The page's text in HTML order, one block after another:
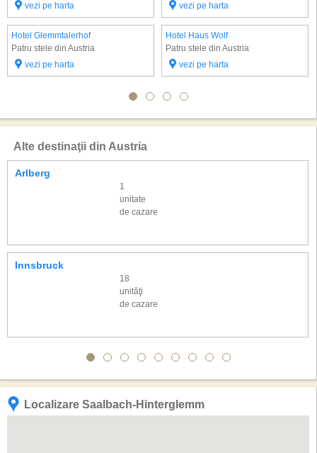
vezi pe harta
vezi pe harta
Hotel Glemmtalerhof
Patru stele din Austria
vezi pe harta
Hotel Haus Wolf
Patru stele din Austria
vezi pe harta
Alte destinaţii din Austria
Arlberg
1
unitate
de cazare
Innsbruck
18
unităţi
de cazare
Localizare Saalbach-Hinterglemm